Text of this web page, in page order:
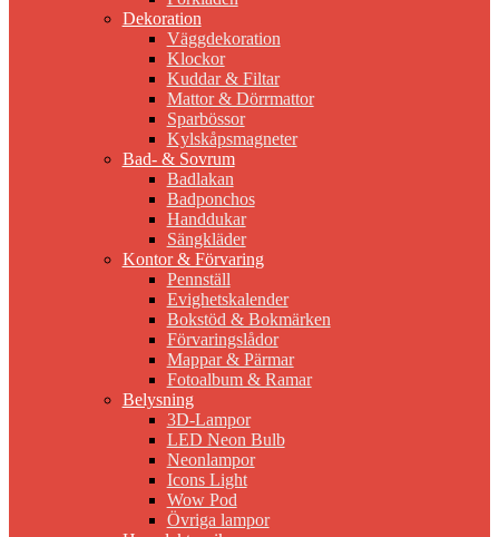
Dekoration
Väggdekoration
Klockor
Kuddar & Filtar
Mattor & Dörrmattor
Sparbössor
Kylskåpsmagneter
Bad- & Sovrum
Badlakan
Badponchos
Handdukar
Sängkläder
Kontor & Förvaring
Pennställ
Evighetskalender
Bokstöd & Bokmärken
Förvaringslådor
Mappar & Pärmar
Fotoalbum & Ramar
Belysning
3D-Lampor
LED Neon Bulb
Neonlampor
Icons Light
Wow Pod
Övriga lampor